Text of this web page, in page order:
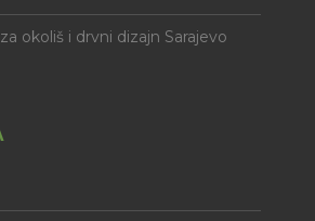
okoliš i drvni dizajn Sarajevo